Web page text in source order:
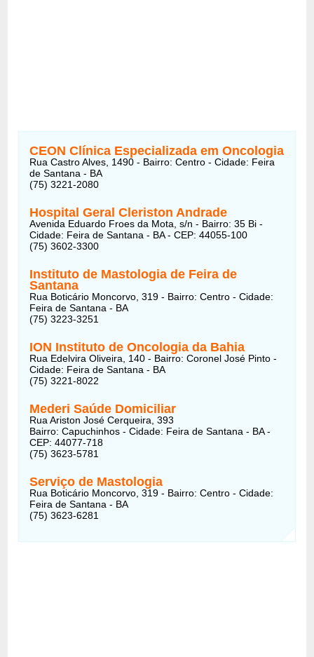
CEON Clínica Especializada em Oncologia
Rua Castro Alves, 1490 - Bairro: Centro - Cidade: Feira
de Santana - BA
(75) 3221-2080
Hospital Geral Cleriston Andrade
Avenida Eduardo Froes da Mota, s/n - Bairro: 35 Bi -
Cidade: Feira de Santana - BA - CEP: 44055-100
(75) 3602-3300
Instituto de Mastologia de Feira de
Santana
Rua Boticário Moncorvo, 319 - Bairro: Centro - Cidade:
Feira de Santana - BA
(75) 3223-3251
ION Instituto de Oncologia da Bahia
Rua Edelvira Oliveira, 140 - Bairro: Coronel José Pinto -
Cidade: Feira de Santana - BA
(75) 3221-8022
Mederi Saúde Domiciliar
Rua Ariston José Cerqueira, 393
Bairro: Capuchinhos - Cidade: Feira de Santana - BA -
CEP: 44077-718
(75) 3623-5781
Serviço de Mastologia
Rua Boticário Moncorvo, 319 - Bairro: Centro - Cidade:
Feira de Santana - BA
(75) 3623-6281